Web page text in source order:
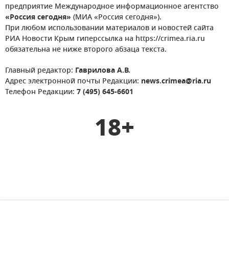
предприятие Международное информационное агентство
«Россия сегодня» (МИА «Россия сегодня»).
При любом использовании материалов и новостей сайта
РИА Новости Крым гиперссылка на https://crimea.ria.ru
обязательна не ниже второго абзаца текста.
Главный редактор: Гаврилова А.В.
Адрес электронной почты Редакции: news.crimea@ria.ru
Телефон Редакции: 7 (495) 645-6601
18+